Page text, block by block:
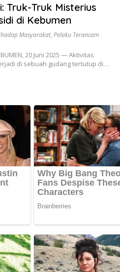
Truk-Truk Misterius
di Kebumen
Masyarakat, Pelaku Terancam
20 Juni 2025 — Aktivitas
di sebuah gudang tertutup di…